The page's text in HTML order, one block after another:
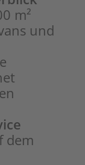
m²
und
dem